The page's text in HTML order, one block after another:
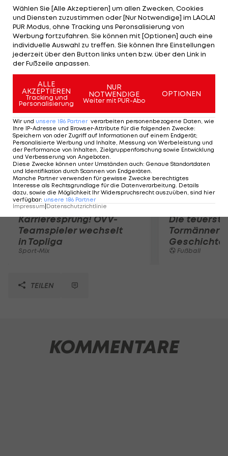
zweiten Abschnitt haben die Japaner unzählige
Großchancen auf den zweiten Treffer, am Ende
bleibt es aber beim 1:0 für den Außenseiter. Die
Gruppengegner von Mata und Co., Honduras und
Marokko, trennen sich 2:2, Mexiko gegen Südkorea
endet torlos.
Mehr zum Thema
Karrieresprung! ÖVV-
Teamspieler wechselt
in Topliga
Sport-Mix
Die
Tormänner
Geschichte
Fußball
TEILEN
KOMMENTARE
Wählen Sie [Alle Akzeptieren] um allen Zwecken, Cookies
und Diensten zuzustimmen oder [Nur Notwendige] im LAOLA1
PUR Modus, ohne Tracking uns Peronsalisierung von
Werbung fortzufahren. Sie können mit [Optionen] auch eine
individuelle Auswahl zu treffen. Sie können Ihre Einstellungen
jederzeit über den Button links unten bzw. über den Link in
der Fußzeile anpassen.
ALLE
AKZEPTIEREN
Tracking und
Personalisierung
NUR
NOTWENDIGE
Weiter mit PUR-Abo
OPTIONEN
Wir und unsere 186 Partner verarbeiten personenbezogene Daten, wie
Ihre IP-Adresse und Browser-Attribute für die folgenden Zwecke:
Speichern von oder Zugriff auf Informationen auf einem Endgerät;
Personalisierte Werbung und Inhalte, Messung von Werbeleistung und
der Performance von Inhalten, Zielgruppenforschung sowie Entwicklung
und Verbesserung von Angeboten.
Diese Zwecke können unter Umständen auch: Genaue Standortdaten
und Identifikation durch Scannen von Endgeräten.
Manche Partner verwenden für gewisse Zwecke berechtigtes
Interesse als Rechtsgrundlage für die Datenverarbeitung. Details
dazu, sowie die Möglichkeit Ihr Widerspruchsrecht auszuüben, sind hier
verfügbar: unsere 186 Partner
Impressum Datenschutzrichtlinie